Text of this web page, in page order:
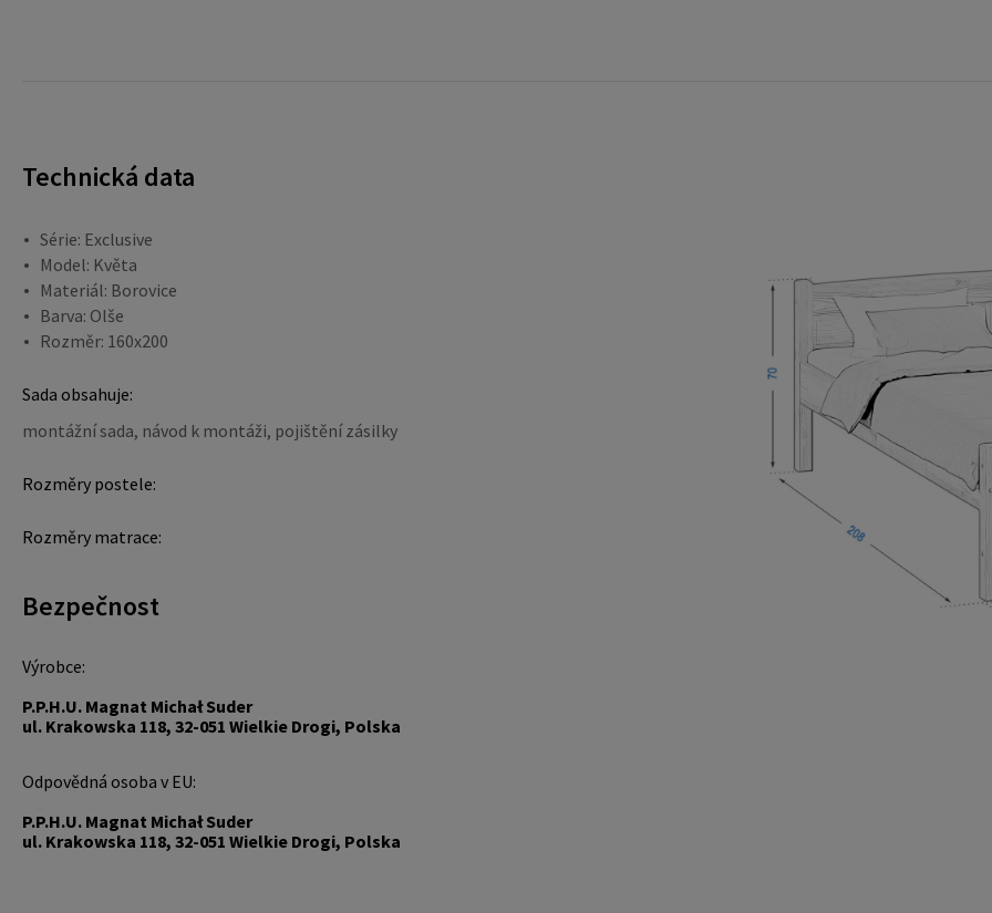
Technická data
Série: Exclusive
Model: Květa
Materiál: Borovice
Barva: Olše
Rozměr: 160x200
Sada obsahuje:
montážní sada, návod k montáži, pojištění zásilky
Rozměry postele:
Rozměry matrace:
Bezpečnost
Výrobce:
P.P.H.U. Magnat Michał Suder
ul. Krakowska 118, 32-051 Wielkie Drogi, Polska
Odpovědná osoba v EU:
P.P.H.U. Magnat Michał Suder
ul. Krakowska 118, 32-051 Wielkie Drogi, Polska